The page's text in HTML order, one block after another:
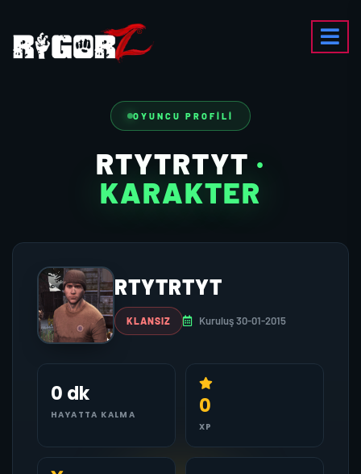
OYUNCU PROFILI
RTYTRTYT ·
KARAKTER
RTYTRTYT
KLANSIZ Kuruluş 30-01-2015
0 dk
HAYATTA KALMA 0
XP